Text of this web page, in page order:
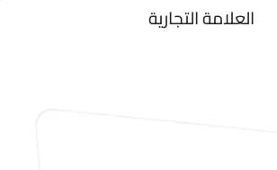
العلامة التجارية